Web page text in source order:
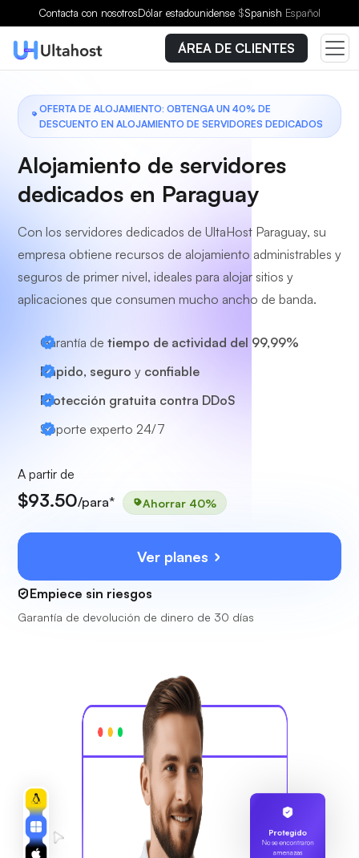
Contacta con nosotrosDólar estadounidense $Spanish Español
ÁREA DE CLIENTES
OFERTA DE ALOJAMIENTO: OBTENGA UN 40% DE
DESCUENTO EN ALOJAMIENTO DE SERVIDORES DEDICADOS
Alojamiento de servidores
dedicados en Paraguay
Con los servidores dedicados de UltaHost Paraguay, su
empresa obtiene recursos de alojamiento administrables y
seguros de primer nivel, ideales para alojar sitios y
aplicaciones que consumen mucho ancho de banda.
Garantía de tiempo de actividad del 99,99%
Rápido, seguro y confiable
Protección gratuita contra DDoS
Soporte experto 24/7
A partir de
$93.50/para* Ahorrar 40%
Ver planes
Empiece sin riesgos
Garantía de devolución de dinero de 30 días
Protegido
No se encontraron
amenazas